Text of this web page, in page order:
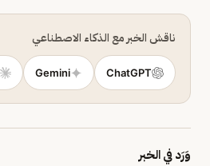
ناقش الخبر مع الذكاء الاصطناعي
ChatGPT
Gemini
وَرَد في الخبر